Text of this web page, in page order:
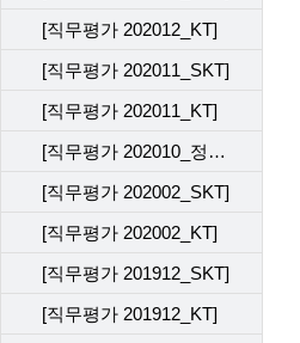
[직무평가 202012_KT]
[직무평가 202011_SKT]
[직무평가 202011_KT]
[직무평가 202010_정기평가 전산 테스트]
[직무평가 202002_SKT]
[직무평가 202002_KT]
[직무평가 201912_SKT]
[직무평가 201912_KT]